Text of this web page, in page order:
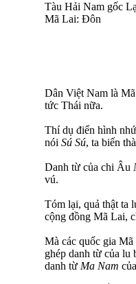
Tàu Hải Nam gốc
Mã Lai: Đôn
Dân Việt Nam là
tức Thái nữa.
Thí dụ điển hình
nói Sú Sú, ta biến
Danh từ của chi Âu
vú.
Tóm lại, quả thật ta
cộng đồng Mã Lai,
Mà các quốc gia
ghép danh từ của
danh từ Ma Nam